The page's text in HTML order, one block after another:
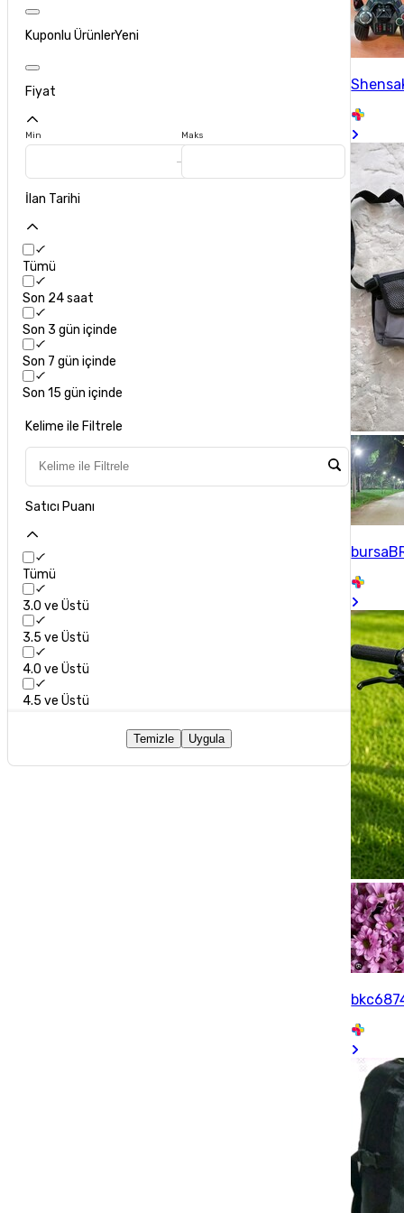
Kuponlu ÜrünlerYeni
Fiyat
Min Maks
İlan Tarihi
Tümü
Son 24 saat
Son 3 gün içinde
Son 7 gün içinde
Son 15 gün içinde
Kelime ile Filtrele
Satıcı Puanı
Tümü
3.0 ve Üstü
3.5 ve Üstü
4.0 ve Üstü
4.5 ve Üstü
Temizle Uygula